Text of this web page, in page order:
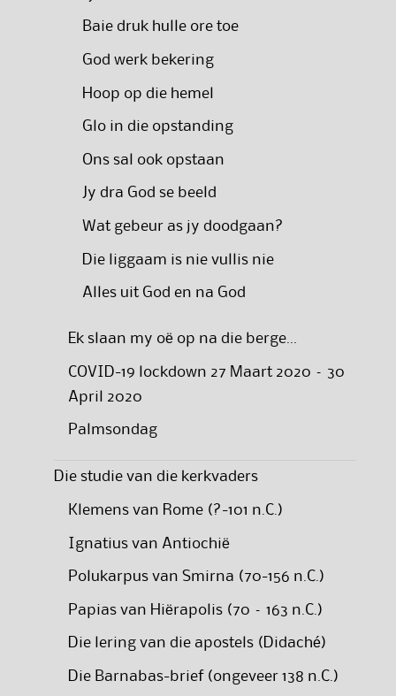
Baie druk hulle ore toe
God werk bekering
Hoop op die hemel
Glo in die opstanding
Ons sal ook opstaan
Jy dra God se beeld
Wat gebeur as jy doodgaan?
Die liggaam is nie vullis nie
Alles uit God en na God
Ek slaan my oë op na die berge…
COVID-19 lockdown 27 Maart 2020 – 30
April 2020
Palmsondag
Die studie van die kerkvaders
Klemens van Rome (?-101 n.C.)
Ignatius van Antiochië
Polukarpus van Smirna (70-156 n.C.)
Papias van Hiërapolis (70 – 163 n.C.)
Die lering van die apostels (Didaché)
Die Barnabas-brief (ongeveer 138 n.C.)